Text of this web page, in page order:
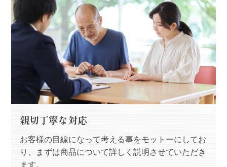
親切丁寧な対応
お客様の目線になって考える事をモットーにしてお
り、まずは商品について詳しく説明させていただき
ます。